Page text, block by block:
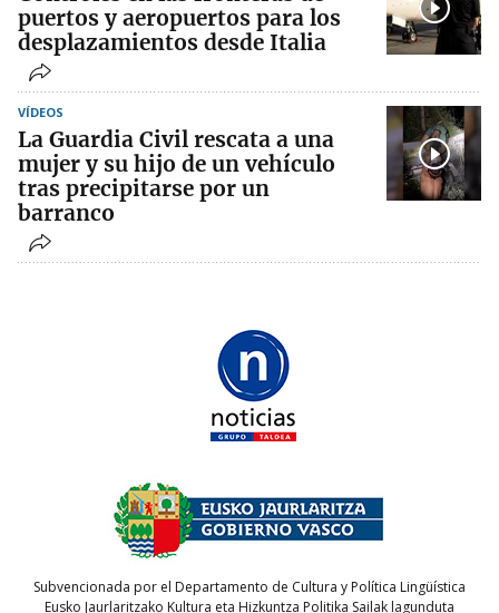
puertos y aeropuertos para los
desplazamientos desde Italia
VÍDEOS
La Guardia Civil rescata a una
mujer y su hijo de un vehículo
tras precipitarse por un
barranco
Subvencionada por el Departamento de Cultura y Política Lingüística
Eusko Jaurlaritzako Kultura eta Hizkuntza Politika Sailak lagunduta